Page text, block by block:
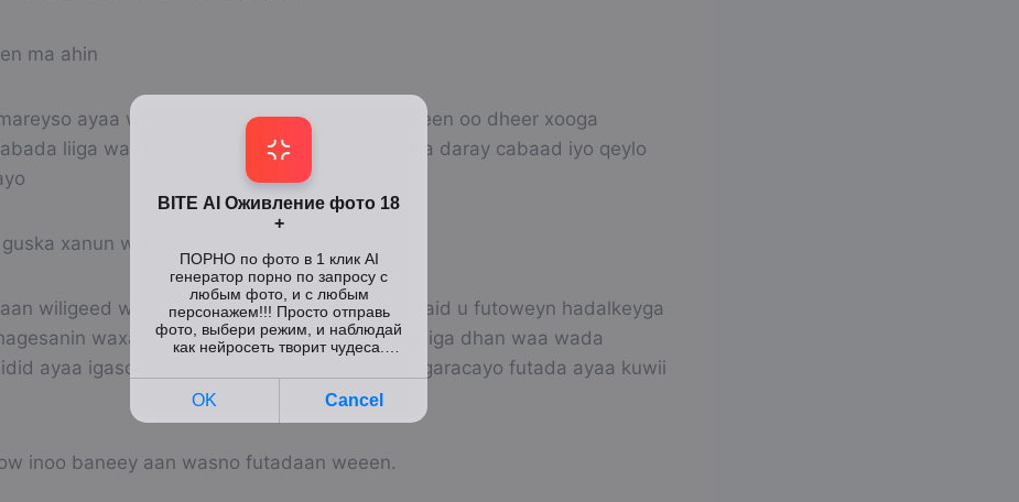
ma ahin
ayaa waxaa halmar ka warhelay gus ween oo dheer xooga
liiga wada galiyey aniga waxaa isku wada daray cabaad iyo qeylo
xanun waaye alla hooyo waa xanun.
wiligeed wasin naag aniga oo kale ah oo saaid u futoweyn hadalkeyga
waxaa liigu garacay guskii dheeray aniga dhan waa wada
ayaa igasoo daatay asigo oo sidaas iigaga garacayo futada ayaa kuwii
inoo baneey aan wasno futadaan weeen.